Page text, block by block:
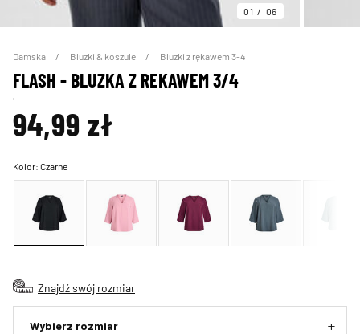
01 06
Damska Bluzki & koszule Bluzki z rękawem 3-4
FLASH - BLUZKA Z REKAWEM 3/4
94,99 zł
Kolor:Czarne
Znajdź swój rozmiar
Wybierz rozmiar